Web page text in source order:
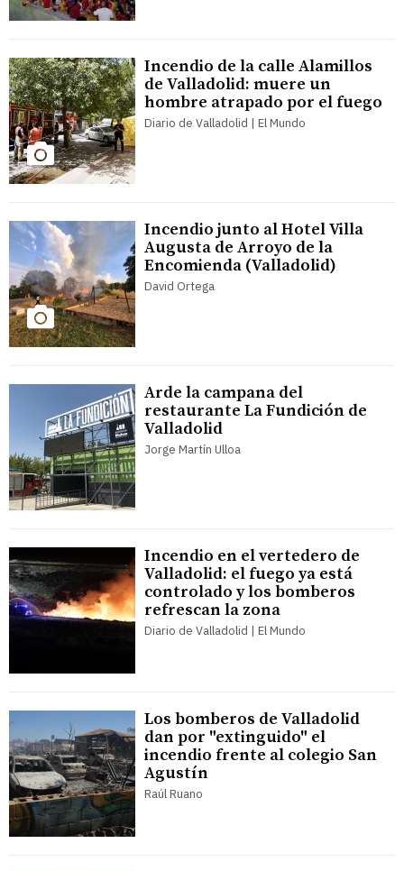
Incendio de la calle Alamillos
de Valladolid: muere un
hombre atrapado por el fuego
Diario de Valladolid | El Mundo
Incendio junto al Hotel Villa
Augusta de Arroyo de la
Encomienda (Valladolid)
David Ortega
Arde la campana del
restaurante La Fundición de
Valladolid
Jorge Martín Ulloa
Incendio en el vertedero de
Valladolid: el fuego ya está
controlado y los bomberos
refrescan la zona
Diario de Valladolid | El Mundo
Los bomberos de Valladolid
dan por "extinguido" el
incendio frente al colegio San
Agustín
Raúl Ruano